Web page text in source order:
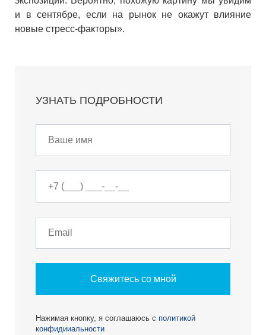
и в сентябре, если на рынок не окажут влияние
новые стресс-факторы».
УЗНАТЬ ПОДРОБНОСТИ
Свяжитесь со мной
Нажимая кнопку, я соглашаюсь с политикой
конфидииальности